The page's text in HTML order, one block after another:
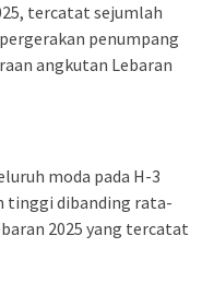
tercatat sejumlah
penumpang
angkutan Lebaran
moda pada H-3
tinggi dibanding rata-
2025 yang tercatat